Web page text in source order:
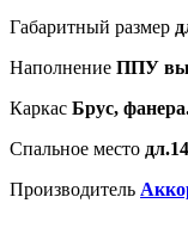
Габаритный размер
Наполнение ППУ
Каркас Брус,
Спальное место
Производитель